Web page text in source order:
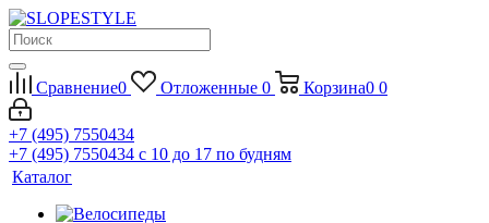
Сравнение0 Отложенные 0 Корзина0 0
+7 (495) 7550434
+7 (495) 7550434 с 10 до 17 по будням
Каталог